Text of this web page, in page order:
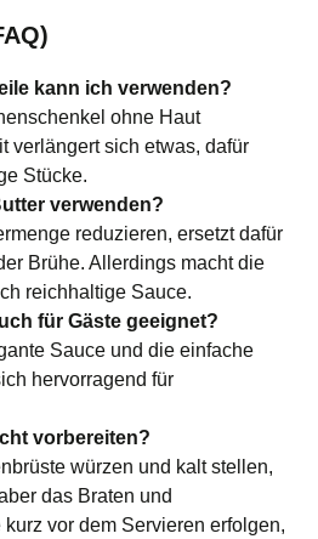
kann ich verwenden?
ohne Haut
verlängert sich etwas, dafür
Stücke.
verwenden?
reduzieren, ersetzt dafür
Brühe. Allerdings macht die
reichhaltige Sauce.
für Gäste geeignet?
Sauce und die einfache
hervorragend für
vorbereiten?
würzen und kalt stellen,
das Braten und
vor dem Servieren erfolgen,